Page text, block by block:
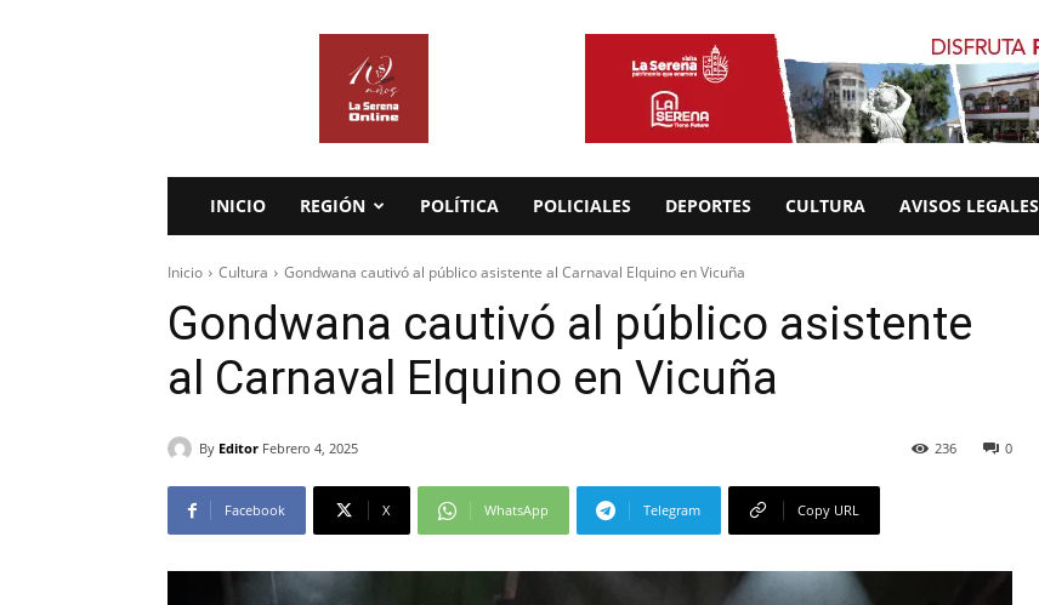
INICIO REGIÓN POLÍTICA POLICIALES DEPORTES CULTURA AVISOS LEGALES
Inicio Cultura Gondwana cautivó al público asistente al Carnaval Elquino en Vicuña
Gondwana cautivó al público asistente
al Carnaval Elquino en Vicuña
By Editor Febrero 4, 2025 0
236
Facebook X WhatsApp Telegram Copy URL